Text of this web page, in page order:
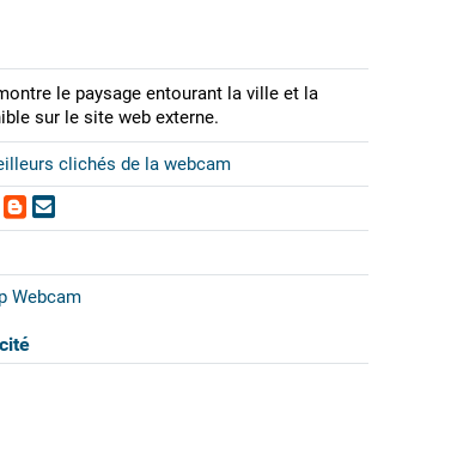
le paysage entourant la ville et la
sur le site web externe.
clichés de la webcam
Webcam